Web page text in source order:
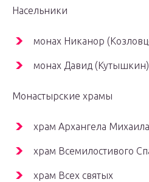
Насельники
монах Никанор
монах Давид
Монастырские храмы
храм Архангела Михаила
храм Всемилостивого
храм Всех святых